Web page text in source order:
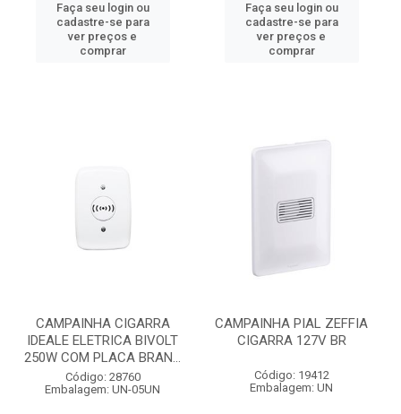
Faça seu login ou
cadastre-se para
ver preços e
comprar
Faça seu login ou
cadastre-se para
ver preços e
comprar
CAMPAINHA CIGARRA
IDEALE ELETRICA BIVOLT
250W COM PLACA BRAN...
Código: 28760
Embalagem: UN-05UN
CAMPAINHA PIAL ZEFFIA
CIGARRA 127V BR
Código: 19412
Embalagem: UN